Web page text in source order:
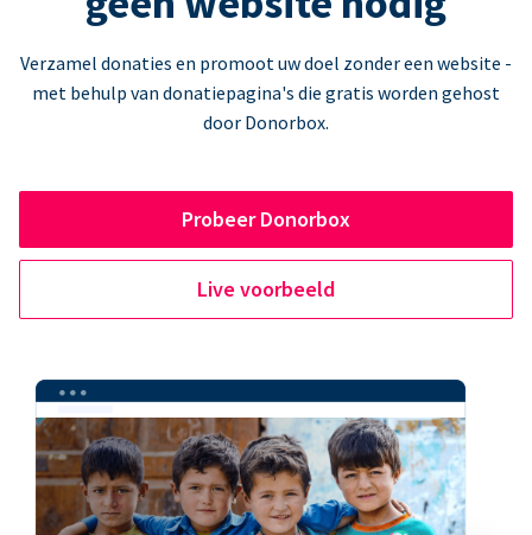
Verzamel donaties en promoot uw doel zonder een website -
met behulp van donatiepagina's die gratis worden gehost
door Donorbox.
Probeer Donorbox
Live voorbeeld